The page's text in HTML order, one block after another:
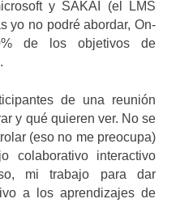
y SAKAI (el LMS
yo no podré abordar, On-
de los objetivos de
de una reunión
y qué quieren ver. No se
(eso no me preocupa)
colaborativo interactivo
mi trabajo para dar
a los aprendizajes de